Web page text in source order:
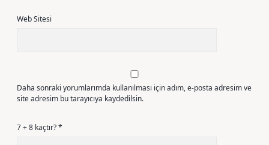
Web Sitesi
Daha sonraki yorumlarımda kullanılması için adım, e-posta adresim ve
site adresim bu tarayıcıya kaydedilsin.
7 + 8 kaçtır?*